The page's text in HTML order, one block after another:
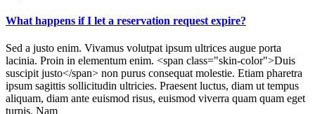
What happens if I let a reservation request expire?
Sed a justo enim. Vivamus volutpat ipsum ultrices augue porta
lacinia. Proin in elementum enim. <span class="skin-color">Duis
suscipit justo</span> non purus consequat molestie. Etiam pharetra
ipsum sagittis sollicitudin ultricies. Praesent luctus, diam ut tempus
aliquam, diam ante euismod risus, euismod viverra quam quam eget
turpis. Nam